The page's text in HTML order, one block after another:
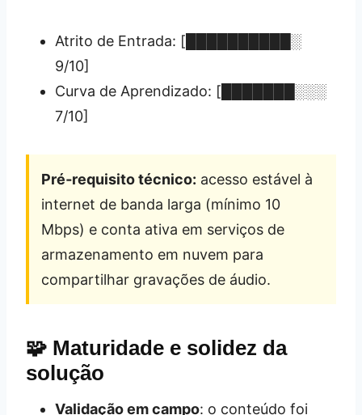
Atrito de Entrada: [██████████░
9/10]
Curva de Aprendizado: [███████░░░
7/10]
Pré‑requisito técnico: acesso estável à
internet de banda larga (mínimo 10
Mbps) e conta ativa em serviços de
armazenamento em nuvem para
compartilhar gravações de áudio.
🧩 Maturidade e solidez da
solução
Validação em campo: o conteúdo foi